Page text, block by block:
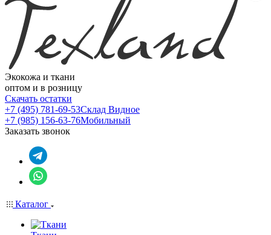
Экокожа и ткани
оптом и в розницу
Скачать остатки
+7 (495) 781-69-53Склад Видное
+7 (985) 156-63-76Мобильный
Заказать звонок
Каталог